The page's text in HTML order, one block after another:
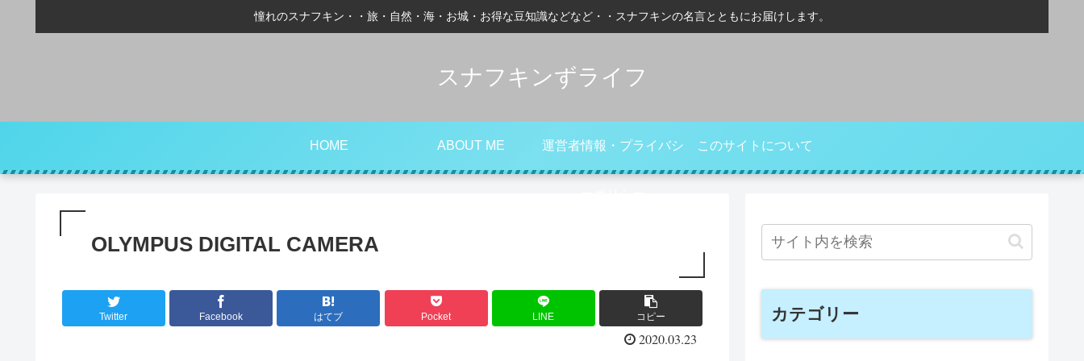
憧れのスナフキン・・旅・自然・海・お城・お得な豆知識などなど・・スナフキンの名言とともにお届けします。
スナフキンずライフ
HOME ABOUT ME 運営者情報・プライバシ このサイトについて
OLYMPUS DIGITAL CAMERA
Twitter Facebook はてブ Pocket LINE コピー
2020.03.23
カテゴリー